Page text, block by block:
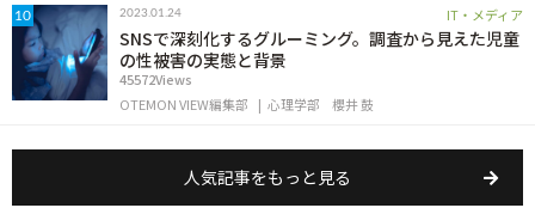
10 2023.01.24 IT・メディア
SNSで深刻化するグルーミング。調査から見えた児童
の性被害の実態と背景
45572Views
OTEMON VIEW編集部
心理学部 櫻井 鼓
人気記事をもっと見る